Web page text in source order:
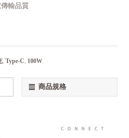
輸品質
, Type-C, 100W.
商品規格